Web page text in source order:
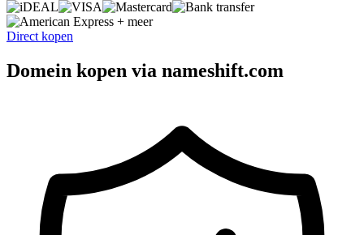
+ meer
Direct kopen
Domein kopen via nameshift.com